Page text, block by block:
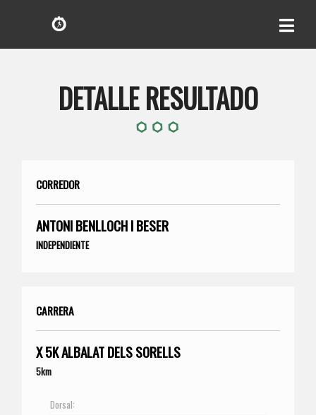
DETALLE RESULTADO
CORREDOR
ANTONI BENLLOCH I BESER
INDEPENDIENTE
CARRERA
X 5K ALBALAT DELS SORELLS
5km
Dorsal: